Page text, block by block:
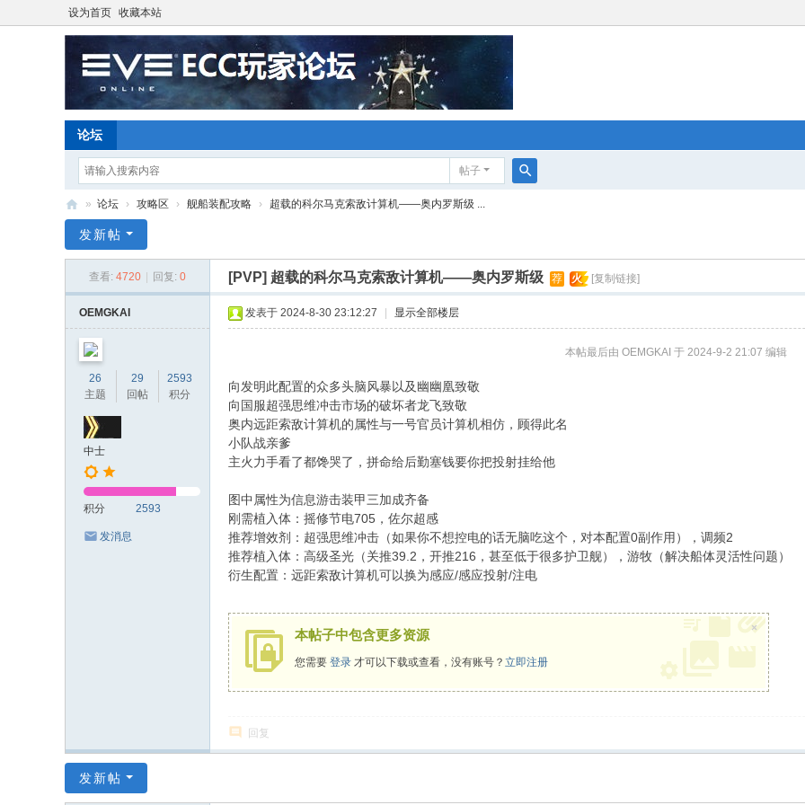
设为首页 收藏本站
论坛
帖子
ve
» 论坛 › 攻略区 › 舰船装配攻略 › 超载的科尔马克索敌计算机——奥内罗斯级 ...
发新帖
查看: 4720 回复: 0 [PVP] 超载的科尔马克索敌计算机——奥内罗斯级 荐 火 [复制链接]
OEMGKAI
26
主题
29
回帖
2593
积分
中士
积分 2593
发消息
发表于 2024-8-30 23:12:27 显示全部楼层
本帖最后由 OEMGKAI 于 2024-9-2 21:07 编辑
向发明此配置的众多头脑风暴以及幽幽凰致敬
向国服超强思维冲击市场的破坏者龙飞致敬
奥内远距索敌计算机的属性与一号官员计算机相仿，顾得此名
小队战亲爹
主火力手看了都馋哭了，拼命给后勤塞钱要你把投射挂给他
图中属性为信息游击装甲三加成齐备
刚需植入体：摇修节电705，佐尔超感
推荐增效剂：超强思维冲击（如果你不想控电的话无脑吃这个，对本配置0副作用），调频2
推荐植入体：高级圣光（关推39.2，开推216，甚至低于很多护卫舰），游牧（解决船体灵活性问题）
衍生配置：远距索敌计算机可以换为感应/感应投射/注电
本帖子中包含更多资源
您需要 登录 才可以下载或查看，没有账号？ 立即注册
×
回复
发新帖